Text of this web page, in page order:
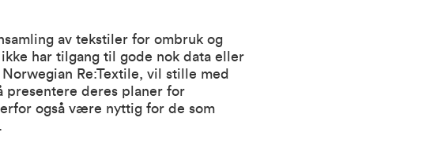
av tekstiler for ombruk og
har tilgang til gode nok data eller
Re:Textile, vil stille med
presentere deres planer for
også være nyttig for de som